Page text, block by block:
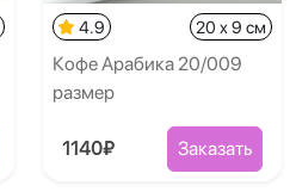
4.9 20 x 9 см
Кофе Арабика 20/009
размер
1140₽ Заказать